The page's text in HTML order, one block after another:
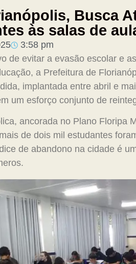
Busca
às salas de
3:58 pm
de evitar a evasão escolar e
a Prefeitura de
implantada entre abril e
um esforço conjunto de
ancorada no Plano Floripa
de dois mil estudantes
de abandono na cidade é